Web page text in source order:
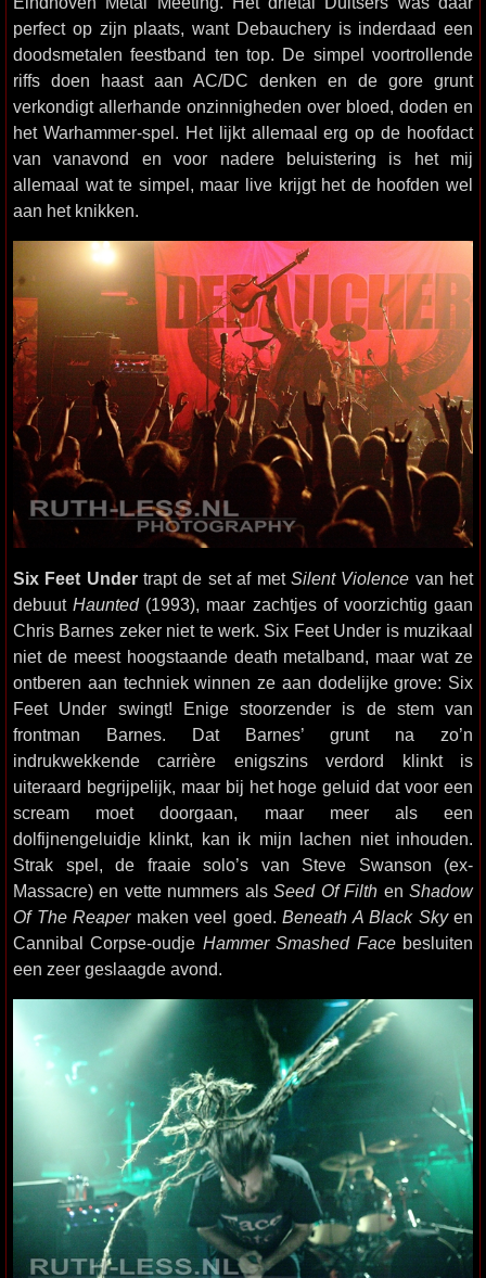
perfect op zijn plaats, want Debauchery is inderdaad een
doodsmetalen feestband ten top. De simpel voortrollende
riffs doen haast aan AC/DC denken en de gore grunt
verkondigt allerhande onzinnigheden over bloed, doden en
het Warhammer-spel. Het lijkt allemaal erg op de hoofdact
van vanavond en voor nadere beluistering is het mij
allemaal wat te simpel, maar live krijgt het de hoofden wel
aan het knikken.
Six Feet Undertrapt de set af met Silent Violence van het
debuutHaunted(1993), maar zachtjes of voorzichtig gaan
Chris Barnes zeker niet te werk. Six Feet Under is muzikaal
niet de meest hoogstaande death metalband, maar wat ze
ontberen aan techniek winnen ze aan dodelijke grove: Six
Feet Under swingt! Enige stoorzender is de stem van
frontman Barnes. Dat Barnes’ grunt na zo’n
indrukwekkende carrière enigszins verdord klinkt is
uiteraard begrijpelijk, maar bij het hoge geluid dat voor een
scream moet doorgaan, maar meer als een
dolfijnengeluidje klinkt, kan ik mijn lachen niet inhouden.
Strak spel, de fraaie solo’s van Steve Swanson (ex-
Massacre) en vette nummers alsSeed Of Filth enShadow
Of The Reapermaken veel goed. Beneath A Black Skyen
Cannibal Corpse-oudje Hammer Smashed Facebesluiten
een zeer geslaagde avond.